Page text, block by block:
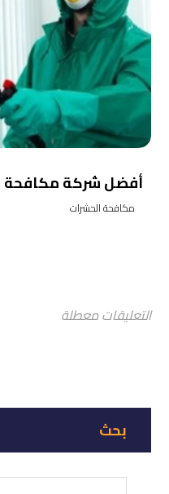
أفضل شركة مكافحة
مكافحة الحشرات
التعليقات معطلة
بحث